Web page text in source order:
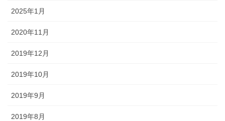
2025年1月
2020年11月
2019年12月
2019年10月
2019年9月
2019年8月